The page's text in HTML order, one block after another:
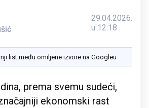
29.04.2026.
u 12:18
list među omiljene izvore na Googleu
prema svemu sudeći,
ekonomski rast